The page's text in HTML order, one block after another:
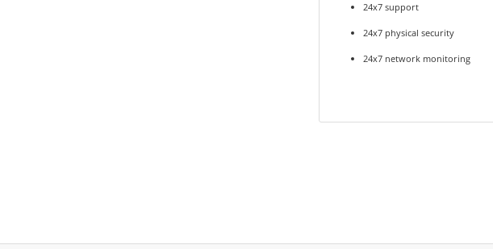
24x7 support
24x7 physical security
24x7 network monitoring